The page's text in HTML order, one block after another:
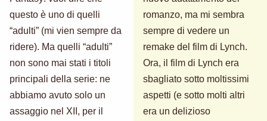
questo è uno di quelli
“adulti” (mi vien sempre da
ridere). Ma quelli “adulti”
non sono mai stati i titoli
principali della serie: ne
abbiamo avuto solo un
assaggio nel XII, per il
romanzo, ma mi sembra
sempre di vedere un
remake del film di Lynch.
Ora, il film di Lynch era
sbagliato sotto moltissimi
aspetti (e sotto molti altri
era un delizioso